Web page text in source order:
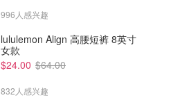
996人感兴趣
lululemon Align 高腰短裤 8英寸
女款
$24.00 $64.00
832人感兴趣